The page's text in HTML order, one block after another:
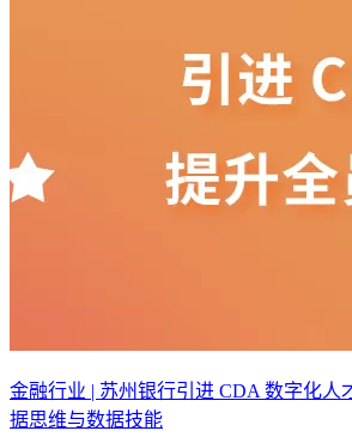
金融行业 | 苏州银行引进 CDA 数字化人
据思维与数据技能